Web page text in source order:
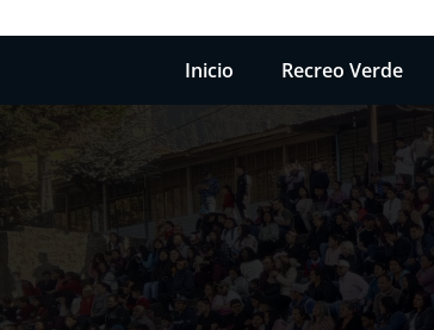
INSTITUCIÓN
Inicio Recreo Verde